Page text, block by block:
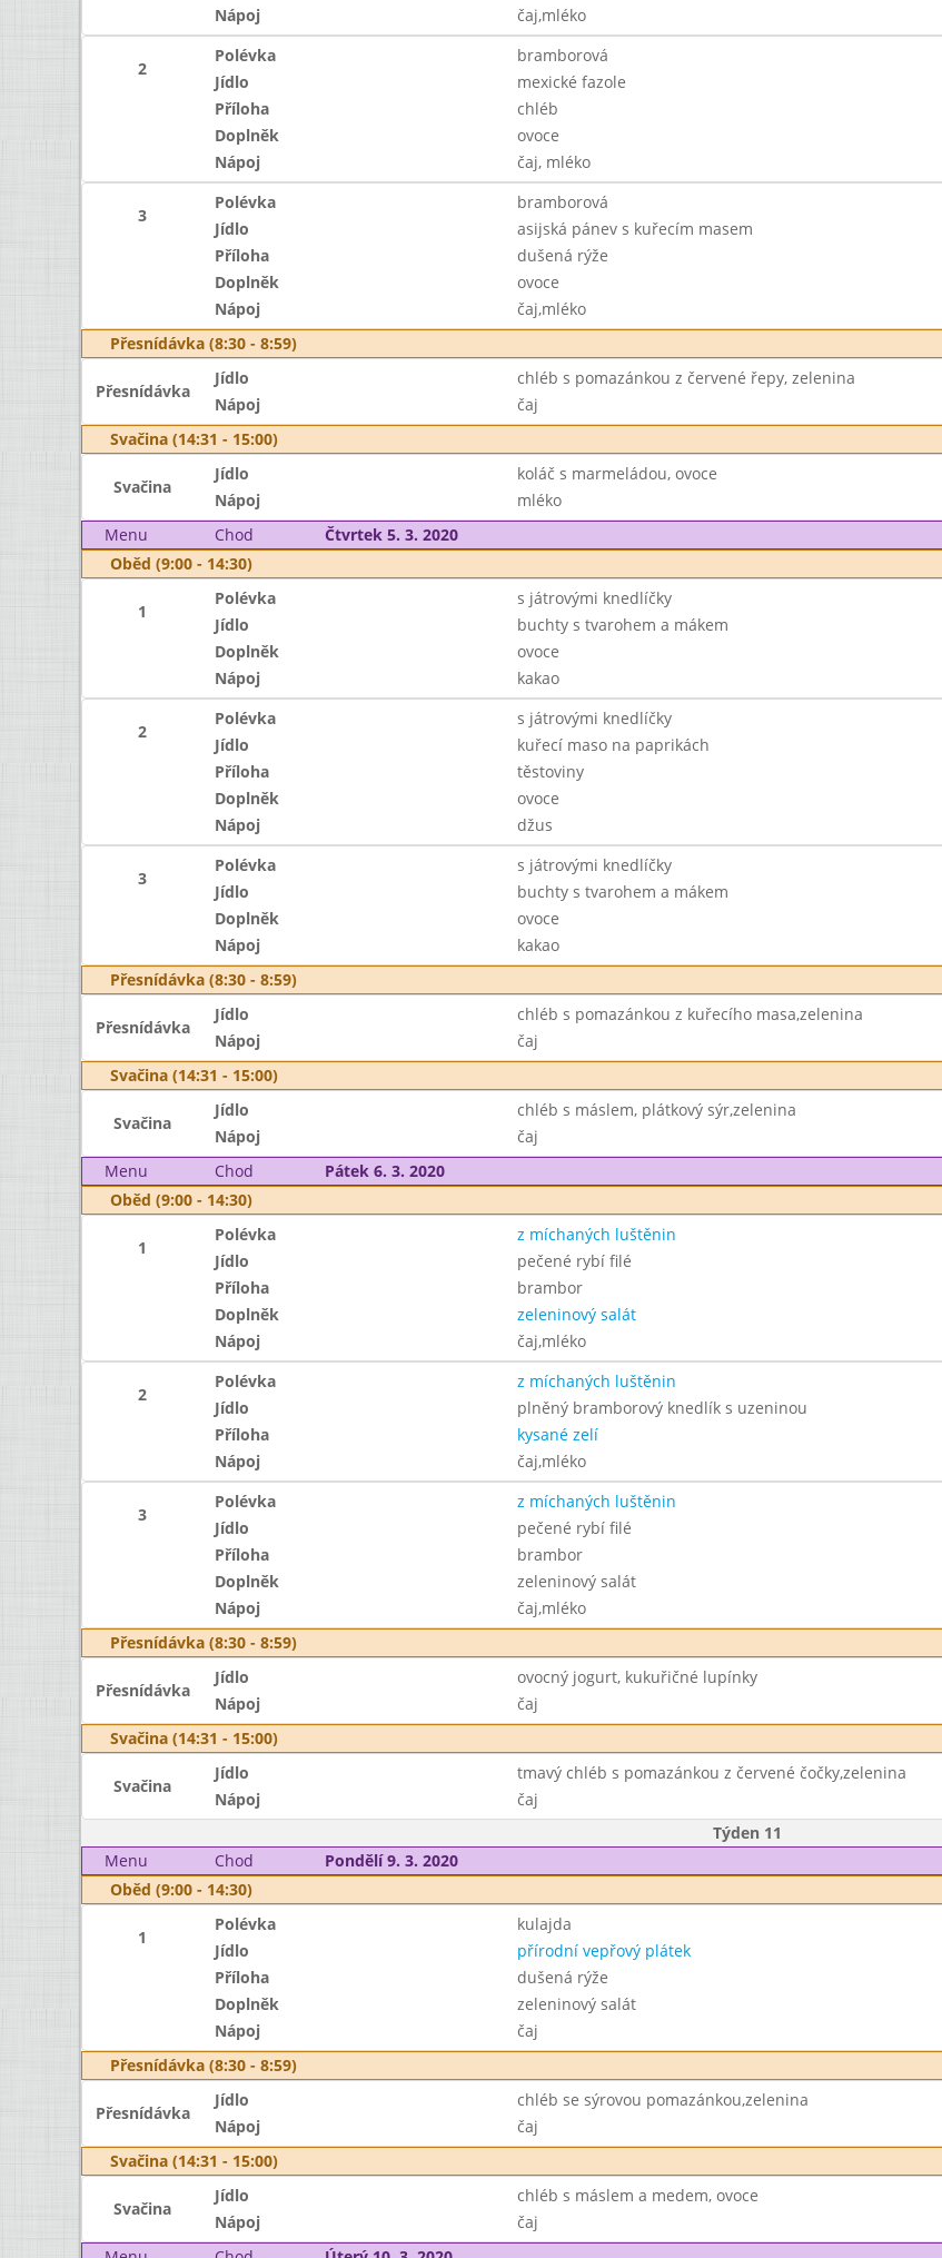
Nápoj
čaj,mléko
2
Polévka bramborová
Jídlo
mexické fazole
Příloha
chléb
Doplněk
ovoce
Nápoj
čaj, mléko
3
Polévka bramborová
Jídlo
asijská pánev s kuřecím masem
Příloha
dušená rýže
Doplněk
ovoce
Nápoj
čaj,mléko
Přesnídávka (8:30 - 8:59)
Přesnídávka
Jídlo chléb s pomazánkou z červené řepy, zelenina
Nápoj
čaj
Svačina (14:31 - 15:00)
Svačina
Jídlo koláč s marmeládou, ovoce
Nápoj
mléko
Menu
Chod Čtvrtek 5. 3. 2020
Oběd (9:00 - 14:30)
1
Polévka s játrovými knedlíčky
Jídlo
buchty s tvarohem a mákem
Doplněk
ovoce
Nápoj
kakao
2
Polévka s játrovými knedlíčky
Jídlo
kuřecí maso na paprikách
Příloha
těstoviny
Doplněk
ovoce
Nápoj
džus
3
Polévka s játrovými knedlíčky
Jídlo
buchty s tvarohem a mákem
Doplněk
ovoce
Nápoj
kakao
Přesnídávka (8:30 - 8:59)
Přesnídávka
Jídlo chléb s pomazánkou z kuřecího masa,zelenina
Nápoj
čaj
Svačina (14:31 - 15:00)
Svačina
Jídlo chléb s máslem, plátkový sýr,zelenina
Nápoj
čaj
Menu
Chod Pátek 6. 3. 2020
Oběd (9:00 - 14:30)
1
Polévka z míchaných luštěnin
Jídlo
pečené rybí filé
Příloha
brambor
Doplněk
zeleninový salát
Nápoj
čaj,mléko
2
Polévka z míchaných luštěnin
Jídlo
plněný bramborový knedlík s uzeninou
Příloha
kysané zelí
Nápoj
čaj,mléko
3
Polévka z míchaných luštěnin
Jídlo
pečené rybí filé
Příloha
brambor
Doplněk
zeleninový salát
Nápoj
čaj,mléko
Přesnídávka (8:30 - 8:59)
Přesnídávka
Jídlo ovocný jogurt, kukuřičné lupínky
Nápoj
čaj
Svačina (14:31 - 15:00)
Svačina
Jídlo tmavý chléb s pomazánkou z červené čočky,zelenina
Nápoj
čaj
Týden 11
Menu
Chod Pondělí 9. 3. 2020
Oběd (9:00 - 14:30)
1
Polévka kulajda
Jídlo
přírodní vepřový plátek
Příloha
dušená rýže
Doplněk
zeleninový salát
Nápoj
čaj
Přesnídávka (8:30 - 8:59)
Přesnídávka
Jídlo chléb se sýrovou pomazánkou,zelenina
Nápoj
čaj
Svačina (14:31 - 15:00)
Svačina
Jídlo chléb s máslem a medem, ovoce
Nápoj
čaj